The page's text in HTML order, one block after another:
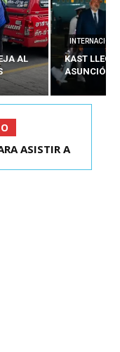
AL
KAST
ASUNCIÓN
ES HACER
ASISTIR A